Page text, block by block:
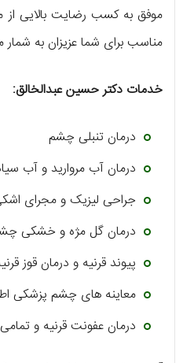
موفق به کسب رضایت بالایی
مناسب برای شما عزیزان به شمار
خدمات دکتر حسین عبدالخالق:
درمان تنبلی چشم
درمان آب مروارید و آب
جراحی لیزیک و مجرای
درمان گل مژه و خشکی
پیوند قرنیه و درمان قوز
معاینه‌ های چشم پزشکی
درمان عفونت قرنیه و